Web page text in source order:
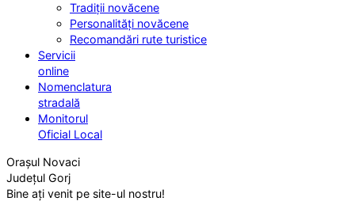
Tradiții novăcene
Personalități novăcene
Recomandări rute turistice
Servicii
online
Nomenclatura
stradală
Monitorul
Oficial Local
Orașul Novaci
Județul Gorj
Bine ați venit pe site-ul nostru!